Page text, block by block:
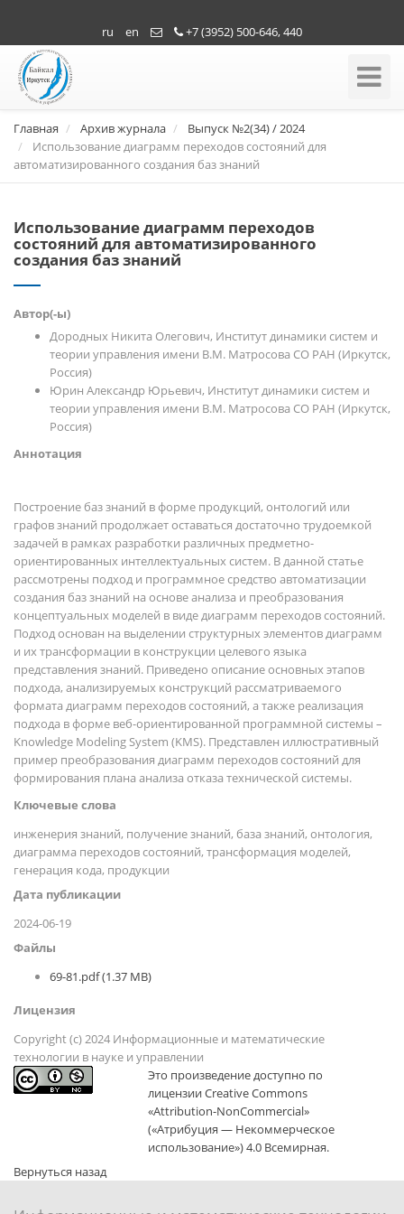
ru en +7 (3952) 500-646, 440
Toggle
Главная Архив журнала
Выпуск №2(34) / 2024
Использование диаграмм переходов состояний для
автоматизированного создания баз знаний
Использование диаграмм переходов
состояний для автоматизированного
создания баз знаний
Автор(-ы)
Дородных Никита Олегович, Институт динамики систем и
теории управления имени В.М. Матросова СО РАН (Иркутск,
Россия)
Юрин Александр Юрьевич, Институт динамики систем и
теории управления имени В.М. Матросова СО РАН (Иркутск,
Россия)
Аннотация
Построение баз знаний в форме продукций, онтологий или
графов знаний продолжает оставаться достаточно трудоемкой
задачей в рамках разработки различных предметно-
ориентированных интеллектуальных систем. В данной статье
рассмотрены подход и программное средство автоматизации
создания баз знаний на основе анализа и преобразования
концептуальных моделей в виде диаграмм переходов состояний.
Подход основан на выделении структурных элементов диаграмм
и их трансформации в конструкции целевого языка
представления знаний. Приведено описание основных этапов
подхода, анализируемых конструкций рассматриваемого
формата диаграмм переходов состояний, а также реализация
подхода в форме веб-ориентированной программной системы –
Knowledge Modeling System (KMS). Представлен иллюстративный
пример преобразования диаграмм переходов состояний для
формирования плана анализа отказа технической системы.
Ключевые слова
инженерия знаний, получение знаний, база знаний, онтология,
диаграмма переходов состояний, трансформация моделей,
генерация кода, продукции
Дата публикации
2024-06-19
Файлы
69-81.pdf (1.37 MB)
Лицензия
Copyright (c) 2024 Информационные и математические
технологии в науке и управлении
Это произведение доступно по
лицензии Creative Commons
«Attribution-NonCommercial»
(«Атрибуция — Некоммерческое
использование») 4.0 Всемирная.
Вернуться назад